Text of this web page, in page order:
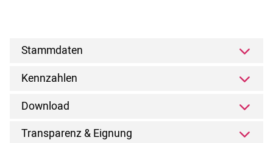
Stammdaten
Kennzahlen
Download
Transparenz & Eignung